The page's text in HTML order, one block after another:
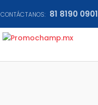
CONTÁCTANOS: 81 8190 0901